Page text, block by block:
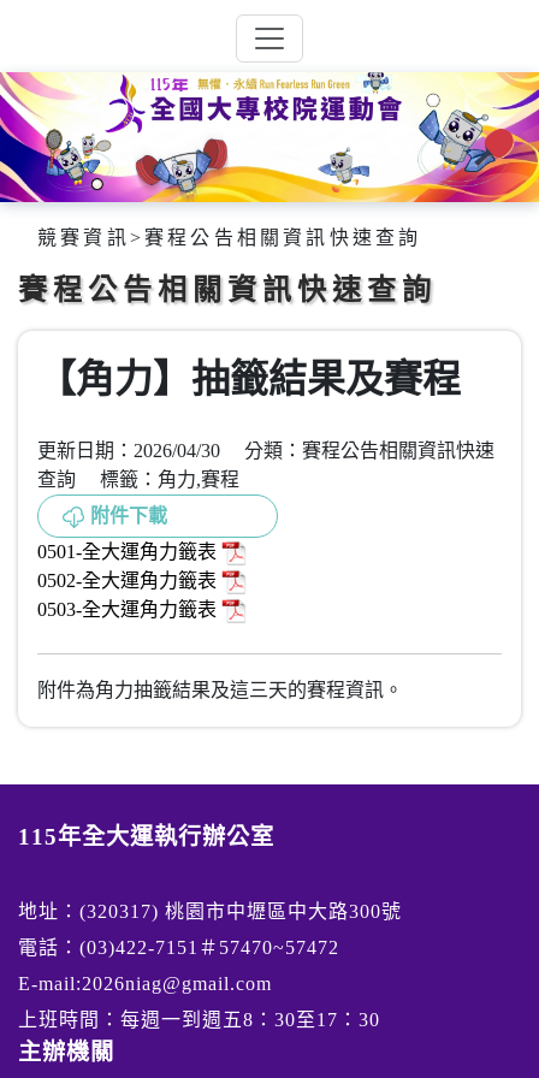
競賽資訊>賽程公告相關資訊快速查詢
賽程公告相關資訊快速查詢
【角力】抽籤結果及賽程
更新日期：2026/04/30 分類：賽程公告相關資訊快速
查詢 標籤：角力,賽程
附件下載
0501-全大運角力籤表
0502-全大運角力籤表
0503-全大運角力籤表
附件為角力抽籤結果及這三天的賽程資訊。
115年全大運執行辦公室
地址：(320317) 桃園市中壢區中大路300號
電話：(03)422-7151＃57470~57472
E-mail:2026niag@gmail.com
上班時間：每週一到週五8：30至17：30
主辦機關